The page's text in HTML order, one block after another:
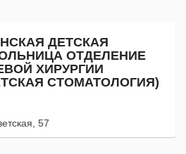
ДЕТСКАЯ
ОТДЕЛЕНИЕ
ХИРУРГИИ
СТОМАТОЛОГИЯ)
57